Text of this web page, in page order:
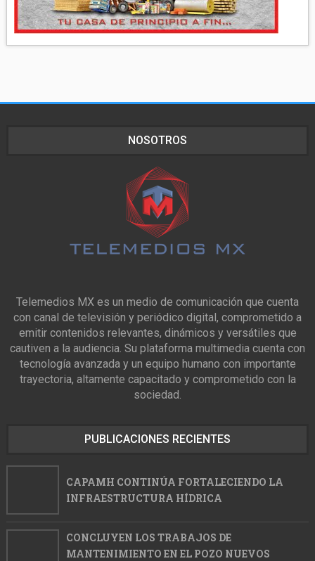
NOSOTROS
Telemedios MX es un medio de comunicación que cuenta
con canal de televisión y periódico digital, comprometido a
emitir contenidos relevantes, dinámicos y versátiles que
cautiven a la audiencia. Su plataforma multimedia cuenta con
tecnología avanzada y un equipo humano con importante
trayectoria, altamente capacitado y comprometido con la
sociedad.
PUBLICACIONES RECIENTES
CAPAMH CONTINÚA FORTALECIENDO LA
INFRAESTRUCTURA HÍDRICA
CONCLUYEN LOS TRABAJOS DE
MANTENIMIENTO EN EL POZO NUEVOS